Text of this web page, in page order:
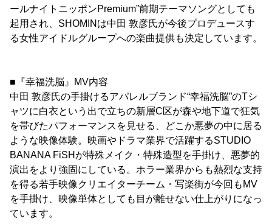
ールナイトニッポンPremium”前期テーマソングとしても
起用され、SHOMINは中田 敦彦氏が今後プロデュースす
る女性アイドルグループへの楽曲提供も決定しています。
■『幸福洗脳』MV内容
中田 敦彦氏の手掛けるアパレルブランド“幸福洗脳”のTシ
ャツに白衣という出で立ちの新層C区が森や地下道で狂気
を帯びたパフォーマンスを見せる、どこか悪夢の中に居る
ような映像体験。映画やドラマ業界で活躍するSTUDIO
BANANA FiSHが特殊メイク・特殊造型を手掛け、悪夢的
演出をより強固にしている。ホラー業界からも熱烈な支持
を得る若手映像クリエイターチーム・写楽街が今回もMV
を手掛け、映像単体としても目が離せない仕上がりになっ
ています。